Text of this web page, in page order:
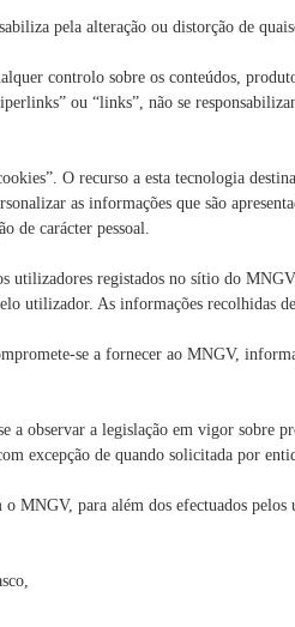
pela alteração ou distorção de
controlo sobre os conteúdos,
ou “links”, não se
O recurso a esta tecnologia
as informações que são
de carácter pessoal.
utilizadores registados no sítio do
utilizador. As informações recolhidas
se a fornecer ao MNGV,
a observar a legislação em vigor sobre
excepção de quando solicitada por
o MNGV, para além dos efectuados